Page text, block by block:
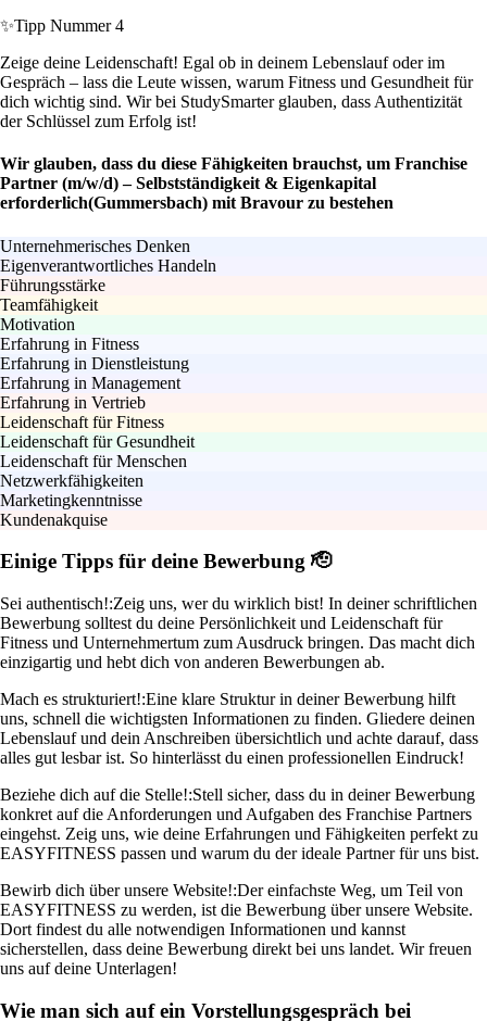
✨Tipp Nummer 4
Zeige deine Leidenschaft! Egal ob in deinem Lebenslauf oder im
Gespräch – lass die Leute wissen, warum Fitness und Gesundheit für
dich wichtig sind. Wir bei StudySmarter glauben, dass Authentizität
der Schlüssel zum Erfolg ist!
Wir glauben, dass du diese Fähigkeiten brauchst, um Franchise
Partner (m/w/d) – Selbstständigkeit & Eigenkapital
erforderlich(Gummersbach) mit Bravour zu bestehen
Unternehmerisches Denken
Eigenverantwortliches Handeln
Führungsstärke
Teamfähigkeit
Motivation
Erfahrung in Fitness
Erfahrung in Dienstleistung
Erfahrung in Management
Erfahrung in Vertrieb
Leidenschaft für Fitness
Leidenschaft für Gesundheit
Leidenschaft für Menschen
Netzwerkfähigkeiten
Marketingkenntnisse
Kundenakquise
Einige Tipps für deine Bewerbung 🫡
Sei authentisch!:Zeig uns, wer du wirklich bist! In deiner schriftlichen
Bewerbung solltest du deine Persönlichkeit und Leidenschaft für
Fitness und Unternehmertum zum Ausdruck bringen. Das macht dich
einzigartig und hebt dich von anderen Bewerbungen ab.
Mach es strukturiert!:Eine klare Struktur in deiner Bewerbung hilft
uns, schnell die wichtigsten Informationen zu finden. Gliedere deinen
Lebenslauf und dein Anschreiben übersichtlich und achte darauf, dass
alles gut lesbar ist. So hinterlässt du einen professionellen Eindruck!
Beziehe dich auf die Stelle!:Stell sicher, dass du in deiner Bewerbung
konkret auf die Anforderungen und Aufgaben des Franchise Partners
eingehst. Zeig uns, wie deine Erfahrungen und Fähigkeiten perfekt zu
EASYFITNESS passen und warum du der ideale Partner für uns bist.
Bewirb dich über unsere Website!:Der einfachste Weg, um Teil von
EASYFITNESS zu werden, ist die Bewerbung über unsere Website.
Dort findest du alle notwendigen Informationen und kannst
sicherstellen, dass deine Bewerbung direkt bei uns landet. Wir freuen
uns auf deine Unterlagen!
Wie man sich auf ein Vorstellungsgespräch bei